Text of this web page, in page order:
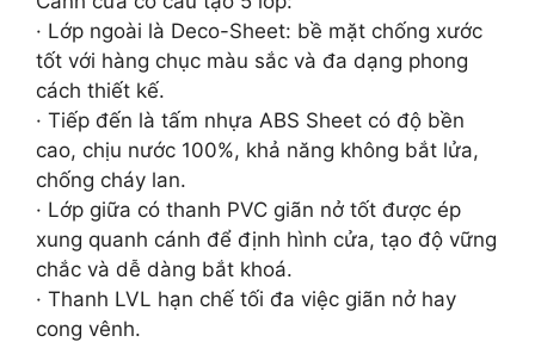
· Lớp ngoài là Deco-Sheet: bề mặt chống xước
tốt với hàng chục màu sắc và đa dạng phong
cách thiết kế.
· Tiếp đến là tấm nhựa ABS Sheet có độ bền
cao, chịu nước 100%, khả năng không bắt lửa,
chống cháy lan.
· Lớp giữa có thanh PVC giãn nở tốt được ép
xung quanh cánh để định hình cửa, tạo độ vững
chắc và dễ dàng bắt khoá.
· Thanh LVL hạn chế tối đa việc giãn nở hay
cong vênh.